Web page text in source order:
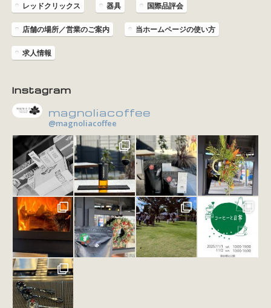
レッドクリックス 器具 国際品評会
店舗の場所／営業のご案内 当ホームページの使い方
求人情報
Instagram
magnoliacoffee
@magnoliacoffee